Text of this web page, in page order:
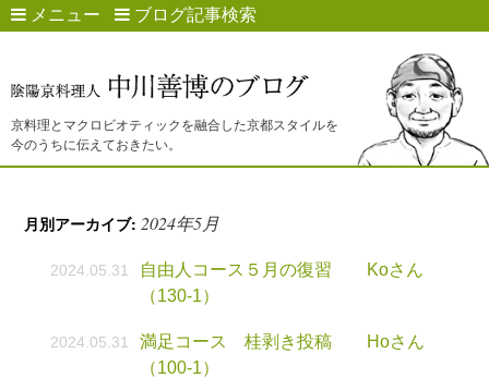
メニュー ブログ記事検索
京料理とマクロビオティックを融合した京都スタイルを
今のうちに伝えておきたい。
月別アーカイブ:2024年5月
2024.05.31
自由人コース５月の復習 Koさん
（130-1）
2024.05.31
満足コース 桂剥き投稿 Hoさん
（100-1）